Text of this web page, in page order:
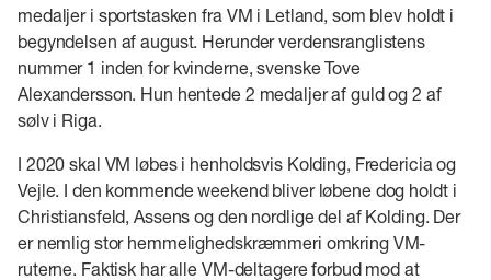
medaljer i sportstasken fra VM i Letland, som blev holdt i
begyndelsen af august. Herunder verdensranglistens
nummer 1 inden for kvinderne, svenske Tove
Alexandersson. Hun hentede 2 medaljer af guld og 2 af
sølv i Riga.
I 2020 skal VM løbes i henholdsvis Kolding, Fredericia og
Vejle. I den kommende weekend bliver løbene dog holdt i
Christiansfeld, Assens og den nordlige del af Kolding. Der
er nemlig stor hemmelighedskræmmeri omkring VM-
ruterne. Faktisk har alle VM-deltagere forbud mod at